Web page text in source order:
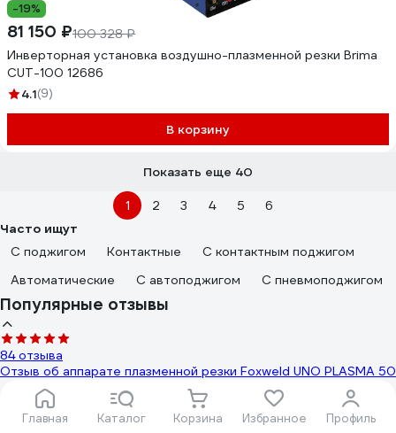
Главная Каталог Корзина Избранное Профиль
-19%
81 150 ₽100 328 ₽
Инверторная установка воздушно-плазменной резки Brima
CUT-100 12686
4.1(9)
В корзину
Показать еще 40
1 2 3 4 5
6
Часто ищут
С поджигом
Контактные
С контактным поджигом
Автоматические
С автоподжигом С пневмоподжигом
Популярные отзывы
84 отзыва
Отзыв об аппарате плазменной резки Foxweld UNO PLASMA 50